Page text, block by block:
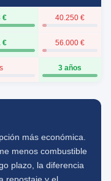
€ 40.250 €
€ 56.000 €
3 años
más económica.
menos combustible
plazo, la diferencia